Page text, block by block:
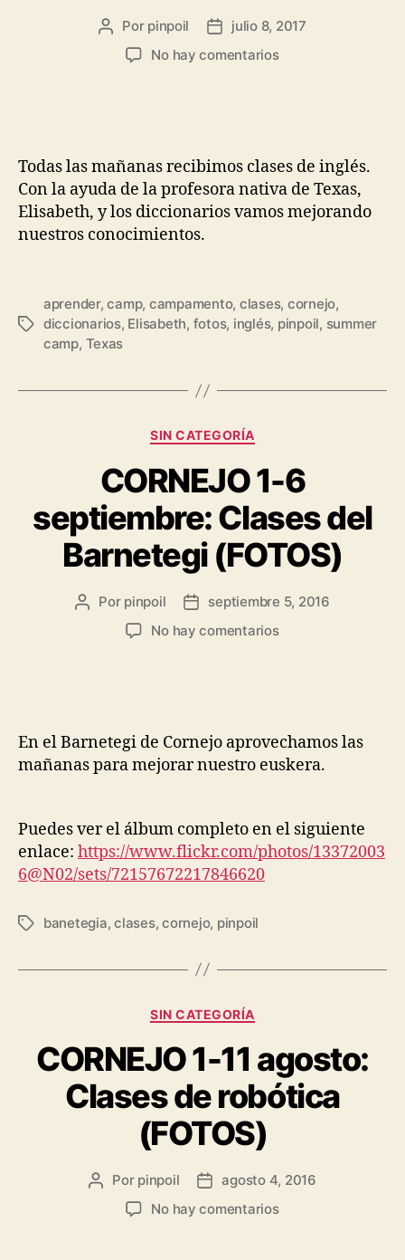
Por pinpoil
julio 8, 2017
No hay comentarios
Todas las mañanas recibimos clases de inglés.
Con la ayuda de la profesora nativa de Texas,
Elisabeth, y los diccionarios vamos mejorando
nuestros conocimientos.
aprender,camp, campamento, clases, cornejo,
diccionarios, Elisabeth, fotos, inglés, pinpoil, summer
camp, Texas
SIN CATEGORÍA
CORNEJO 1-6
septiembre: Clases del
Barnetegi (FOTOS)
Por pinpoil
septiembre 5, 2016
No hay comentarios
En el Barnetegi de Cornejo aprovechamos las
mañanas para mejorar nuestro euskera.
Puedes ver el álbum completo en el siguiente
enlace: https://www.flickr.com/photos/13372003
6@N02/sets/72157672217846620
banetegia,clases,cornejo, pinpoil
SIN CATEGORÍA
CORNEJO 1-11 agosto:
Clases de robótica
(FOTOS)
Por pinpoil
agosto 4, 2016
No hay comentarios